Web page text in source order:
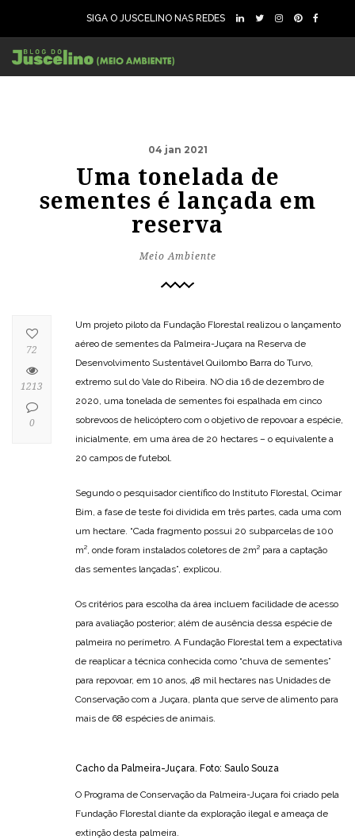
SIGA O JUSCELINO NAS REDES
04 jan 2021
Uma tonelada de
sementes é lançada em
reserva
Meio Ambiente
Um projeto piloto da Fundação Florestal realizou o lançamento
aéreo de sementes da Palmeira-Juçara na Reserva de
Desenvolvimento Sustentável Quilombo Barra do Turvo,
extremo sul do Vale do Ribeira. NO dia 16 de dezembro de
2020, uma tonelada de sementes foi espalhada em cinco
sobrevoos de helicóptero com o objetivo de repovoar a espécie,
inicialmente, em uma área de 20 hectares – o equivalente a
20 campos de futebol.
Segundo o pesquisador científico do Instituto Florestal, Ocimar
Bim, a fase de teste foi dividida em três partes, cada uma com
um hectare. “Cada fragmento possui 20 subparcelas de 100
m², onde foram instalados coletores de 2m² para a captação
das sementes lançadas”, explicou.
Os critérios para escolha da área incluem facilidade de acesso
para avaliação posterior; além de ausência dessa espécie de
palmeira no perímetro. A Fundação Florestal tem a expectativa
de reaplicar a técnica conhecida como “chuva de sementes”
para repovoar, em 10 anos, 48 mil hectares nas Unidades de
Conservação com a Juçara, planta que serve de alimento para
mais de 68 espécies de animais.
Cacho da Palmeira-Juçara. Foto: Saulo Souza
O Programa de Conservação da Palmeira-Juçara foi criado pela
Fundação Florestal diante da exploração ilegal e ameaça de
extinção desta palmeira.
72
1213
0